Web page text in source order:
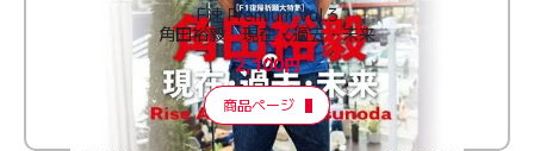
F速 Premium Vol.3
角田裕毅 現在・過去・未来
2,100円
商品ページ